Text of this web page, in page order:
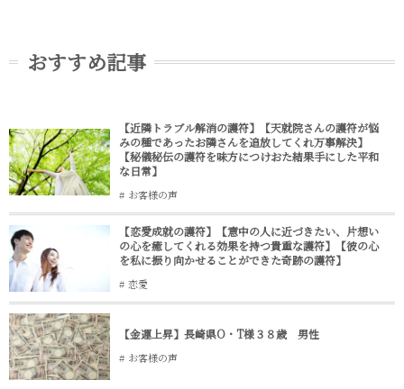
おすすめ記事
【近隣トラブル解消の護符】【天就院さんの護符が悩
みの種であったお隣さんを追放してくれ万事解決】
【秘儀秘伝の護符を味方につけおた結果手にした平和
な日常】
お客様の声
【恋愛成就の護符】【意中の人に近づきたい、片想い
の心を癒してくれる効果を持つ貴重な護符】【彼の心
を私に振り向かせることができた奇跡の護符】
恋愛
【金運上昇】長崎県O・T様３８歳 男性
お客様の声